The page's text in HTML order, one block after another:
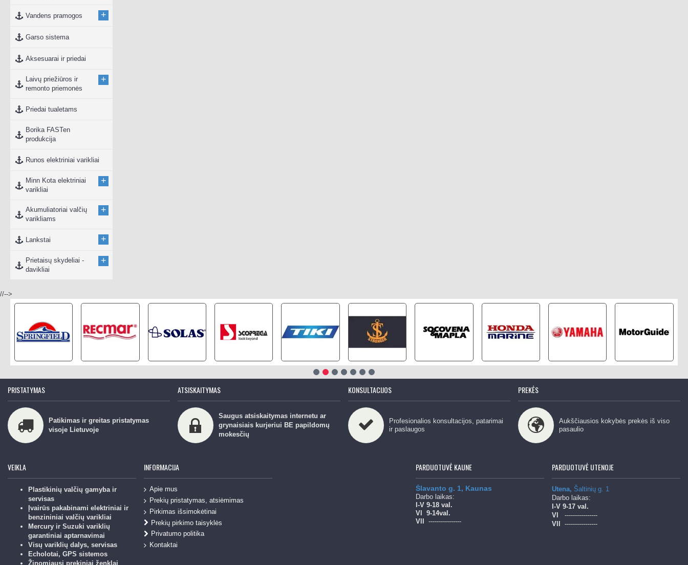
Vandens pramogos +
Garso sistema
Aksesuarai ir priedai
Laivų priežiūros ir
remonto priemonės
+
Priedai tualetams
Borika FASTen
produkcija
Runos elektriniai varikliai
Minn Kota elektriniai
varikliai
+
Akumuliatoriai valčių
varikliams
+
Lankstai +
Prietaisų skydeliai -
davikliai
+
//-->
PRISTATYMAS
Patikimas ir greitas pristatymas
visoje Lietuvoje
ATSISKAITYMAS
Saugus atsiskaitymas internetu ar
grynaisiais kurjeriui BE papildomų
mokesčių
KONSULTACIJOS
Profesionalios konsultacijos, patarimai
ir paslaugos
PREKĖS
Aukščiausios kokybės prekės iš viso
pasaulio
VEIKLA
Plastikinių valčių gamyba ir
servisas
Įvairūs pakabinami elektriniai ir
benzininiai valčių varikliai
Mercury ir Suzuki variklių
garantiniai aptarnavimai
Visų variklių dalys, servisas
Echolotai, GPS sistemos
Žinomiausi prekiniai ženklai
INFORMACIJA
Apie mus
Prekių pristatymas, atsiėmimas
Pirkimas išsimokėtinai
Prekių pirkimo taisyklės
Privatumo politika
Kontaktai
PARDUOTUVĖ KAUNE
Šlavanto g. 1, Kaunas
Darbo laikas:
l-V 9-18 val.
Vl
9-14val.
Vll
----------------
PARDUOTUVĖ UTENOJE
Utena, Šaltinių g. 1
Darbo laikas:
l-V9-17 val.
Vl
----------------
Vll
----------------